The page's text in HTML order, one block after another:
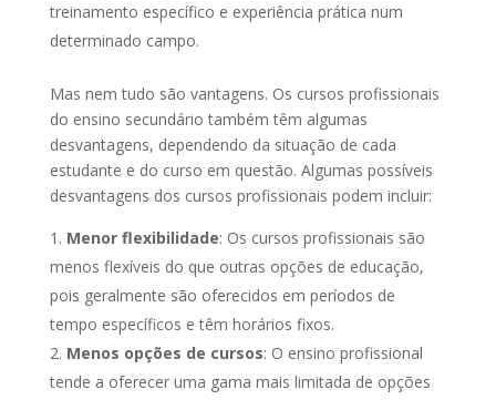
treinamento específico e experiência prática num
determinado campo.
Mas nem tudo são vantagens. Os cursos profissionais
do ensino secundário também têm algumas
desvantagens, dependendo da situação de cada
estudante e do curso em questão. Algumas possíveis
desvantagens dos cursos profissionais podem incluir:
Menor flexibilidade: Os cursos profissionais são
menos flexíveis do que outras opções de educação,
pois geralmente são oferecidos em períodos de
tempo específicos e têm horários fixos.
Menos opções de cursos: O ensino profissional
tende a oferecer uma gama mais limitada de opções